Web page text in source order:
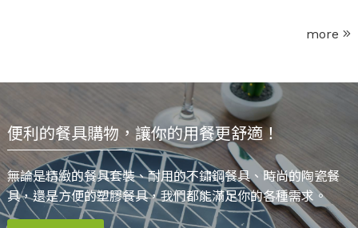
more
便利的餐具購物，讓你的用餐更舒適！
無論是精緻的餐具套裝、耐用的不鏽鋼餐具、時尚的陶瓷餐
具，還是方便的塑膠餐具，我們都能滿足你的各種需求。